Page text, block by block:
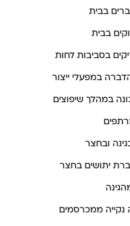
בבית
בבית
בסביבות לחות
במפעלי ייצור
במהלך שיפוצים
ובחצר
יתושים בחצר
נקייה ממכרסמים